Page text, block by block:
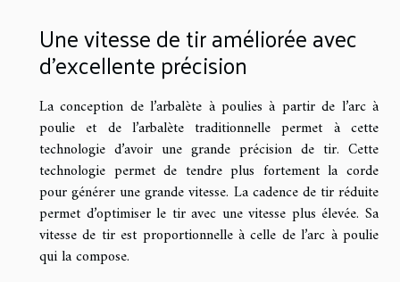
Une vitesse de tir améliorée avec
d’excellente précision
La conception de l’arbalète à poulies à partir de l’arc à
poulie et de l’arbalète traditionnelle permet à cette
technologie d’avoir une grande précision de tir. Cette
technologie permet de tendre plus fortement la corde
pour générer une grande vitesse. La cadence de tir réduite
permet d’optimiser le tir avec une vitesse plus élevée. Sa
vitesse de tir est proportionnelle à celle de l’arc à poulie
qui la compose.